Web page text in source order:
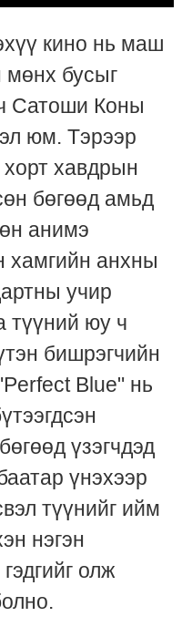
кино нь маш
мөнх бусыг
Сатоши Коны
юм. Тэрээр
хавдрын
бөгөөд амьд
анимэ
хамгийн анхны
учир
түүний юу ч
бишрэгчийн
Blue" нь
үзэгчдэд
үнэхээр
түүнийг ийм
нэгэн
олж